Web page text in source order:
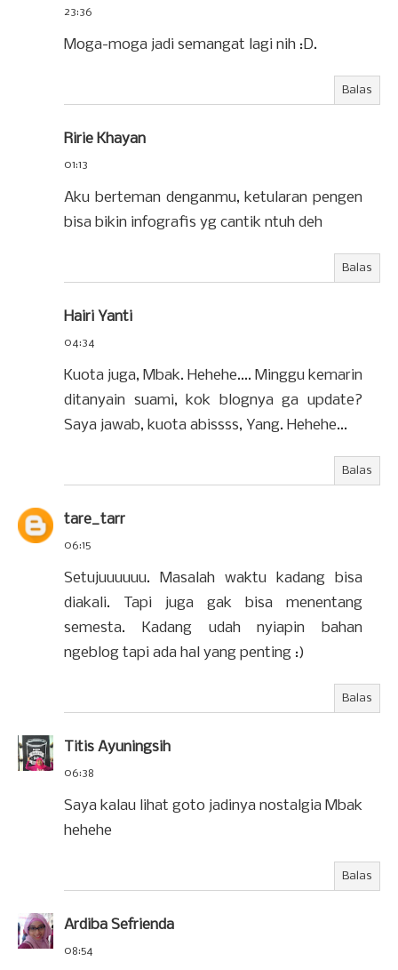
23:36
Moga-moga jadi semangat lagi nih :D.
Balas
Ririe Khayan
01:13
Aku berteman denganmu, ketularan pengen
bisa bikin infografis yg cantik ntuh deh
Balas
Hairi Yanti
04:34
Kuota juga, Mbak. Hehehe.... Minggu kemarin
ditanyain suami, kok blognya ga update?
Saya jawab, kuota abissss, Yang. Hehehe...
Balas
tare_tarr
06:15
Setujuuuuuu. Masalah waktu kadang bisa
diakali. Tapi juga gak bisa menentang
semesta. Kadang udah nyiapin bahan
ngeblog tapi ada hal yang penting :)
Balas
Titis Ayuningsih
06:38
Saya kalau lihat goto jadinya nostalgia Mbak
hehehe
Balas
Ardiba Sefrienda
08:54